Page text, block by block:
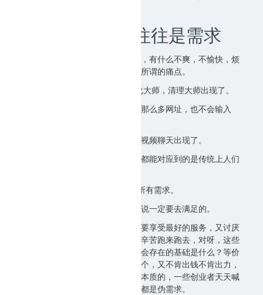
2、用户头疼的往往是需求
用户在日常生活或流行产品使用中，有什么不爽，不愉快，烦
恼，这些往往意味着需求，也就是所谓的痛点。
为什么手机那么卡，那么慢？ 优化大师，清理大师出现了。
看别人上网挺好玩的，但真记不住那么多网址，也不会输入
聊天打字很慢很吃力，语音录入，视频聊天出现了。
基本上，每个成功的互联网产品，都能对应到的是传统上人们
3、甄别伪需求，不能盲目去满足所有需求。
但即便是用户头疼的问题，也不是说一定要去满足的。
用户往往希望说，我又不花钱，又要享受最好的服务，又讨厌
各种各样的推销和宣传，又不用我辛苦跑来跑去，对呀，这些
都是需求啊，但是问题是，商业社会存在的基础是什么？等价
交换对吧，你要我提供这个提供那个，又不肯出钱不肯出力，
这种不等价交换根本就是违反商业本质的，一些创业者天天喊
发现用户需求了，其实不少发现的都是伪需求。